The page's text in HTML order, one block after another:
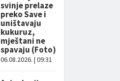
svinje prelaze
preko Save i
uništavaju
kukuruz,
mještani ne
spavaju (Foto)
06.08.2026. | 09:31